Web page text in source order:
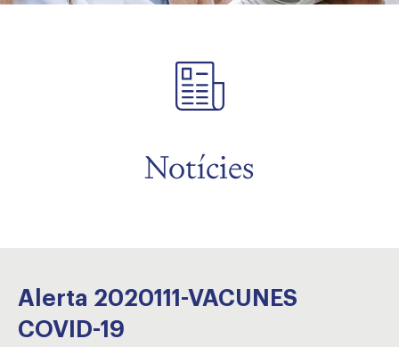
Notícies
Alerta 2020111-VACUNES
COVID-19